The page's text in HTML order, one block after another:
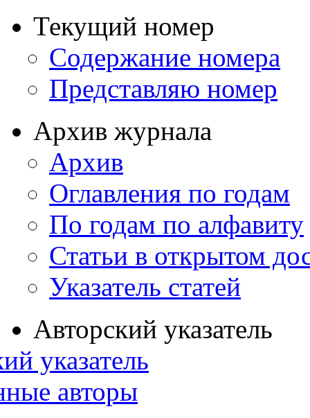
Текущий номер
Содержание номера
Представляю номер
Архив журнала
Архив
Оглавления по годам
По годам по алфавиту
Статьи в открытом
Указатель статей
Авторский указатель
указатель
авторы